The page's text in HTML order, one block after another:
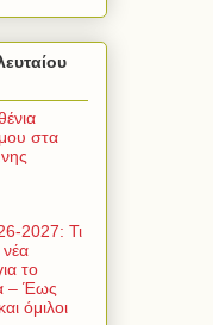
στα
2027: Τι
το
– Έως
όμιλοι